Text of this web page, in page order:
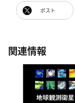
ポスト
関連情報